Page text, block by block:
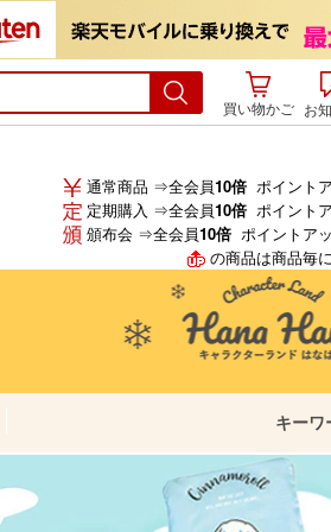
買い物かご お
通常商品 ⇒全会員10倍ポイント
定期購入 ⇒全会員10倍ポイント
頒布会 ⇒全会員10倍ポイントア
の商品は商品毎